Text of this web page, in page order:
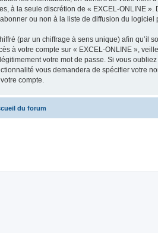
à la seule discrétion de « EXCEL-ONLINE
ou non à la liste de diffusion du
(par un chiffrage à sens unique) afin qu’il
à votre compte sur « EXCEL-ONLINE »,
votre mot de passe. Si vous
vous demandera de spécifier votre
compte.
du forum